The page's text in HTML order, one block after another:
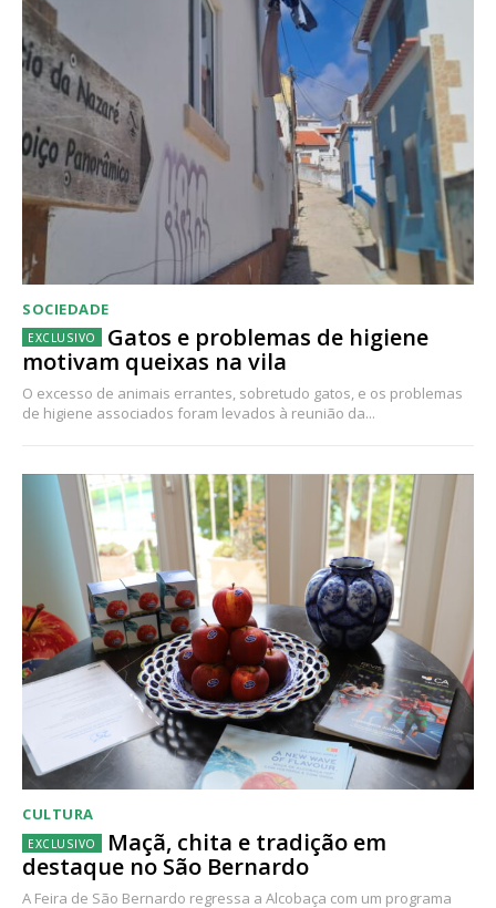
SOCIEDADE
Gatos e problemas de higiene
motivam queixas na vila
O excesso de animais errantes, sobretudo gatos, e os problemas
de higiene associados foram levados à reunião da...
CULTURA
Maçã, chita e tradição em
destaque no São Bernardo
A Feira de São Bernardo regressa a Alcobaça com um programa